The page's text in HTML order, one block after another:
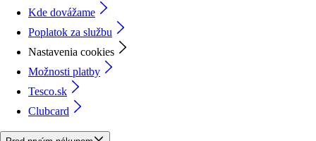
Kde dovážame
Poplatok za službu
Nastavenia cookies
Možnosti platby
Tesco.sk
Clubcard